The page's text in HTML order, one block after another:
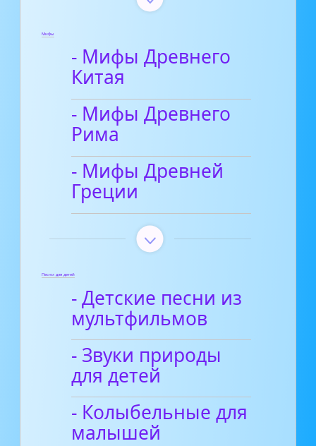
Мифы
- Мифы Древнего
Китая
- Мифы Древнего
Рима
- Мифы Древней
Греции
Песни для детей
- Детские песни из
мультфильмов
- Звуки природы
для детей
- Колыбельные для
малышей